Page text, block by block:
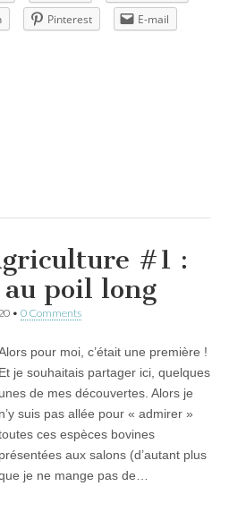
Pinterest
E-mail
#1 :
au poil long
• 0 Comments
pour moi, c’était une première !
Et je souhaitais partager ici, quelques
unes de mes découvertes. Alors je
n’y suis pas allée pour « admirer »
ces espèces bovines
présentées aux salons (d’autant plus
je ne mange pas de…